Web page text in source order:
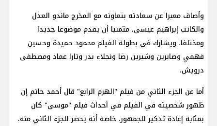
وأضاف معبرا عن سعادته بتعاونه مع المخرج ماندو العدل
والكاتب إبراهيم عيسى، متمنيا أن يقدم موضوعا جديدا
ومختلفا، ويشارك في بطولة الفيلم محمود حميدة وحسين
فهمي وصابرين وشيرين رضا ونجلاء بدر وتارا عماد ومصطفى
درويش.
أما عن الجزء الثاني من فيلم "الهرم الرابع" قال أحمد حاتم إن
ظهور شخصيته في الفيلم في أحداث فيلم "موسى" كان
بمثابة إعادة تذكير للجمهور، خاصة أنه يحضر للجزء الثاني منه.